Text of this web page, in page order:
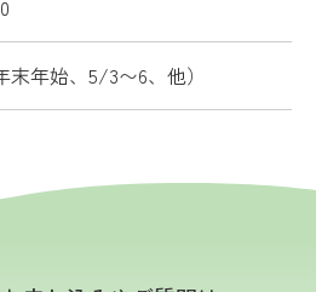
末年始、5/3〜6、他）